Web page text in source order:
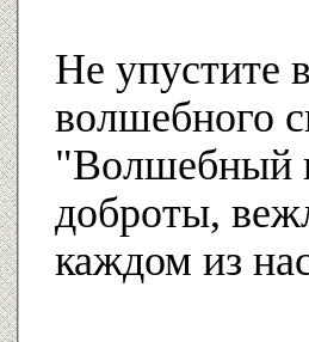
Не упустите
волшебного
"Волшебный
доброты,
каждом из